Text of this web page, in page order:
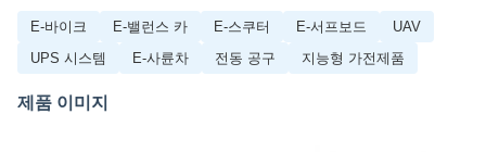
E-바이크 E-밸런스 카 E-스쿠터 E-서프보드
UAV
UPS 시스템
E-사륜차 전동 공구 지능형 가전제품
제품 이미지